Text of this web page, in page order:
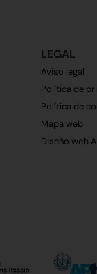
LEGAL
Aviso legal
Política de
Política de
Mapa web
Diseño web